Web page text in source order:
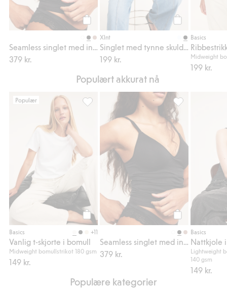
Legg til
379 kr.
Legg til
Xlnt
199 kr.
Basics
Midweight
199 kr.
Populært akkurat nå
Populær
Legg til
Basics +11
Vanlig t-skjorte i bomull
Midweight bomullstrikot 180 gsm
149 kr.
Vanlig t-skjorte i bomull, Legg til i
Legg til
379 kr.
Seamless
Basics
Nattkjole
Lightweight
140 gsm
149 kr.
Populære kategorier